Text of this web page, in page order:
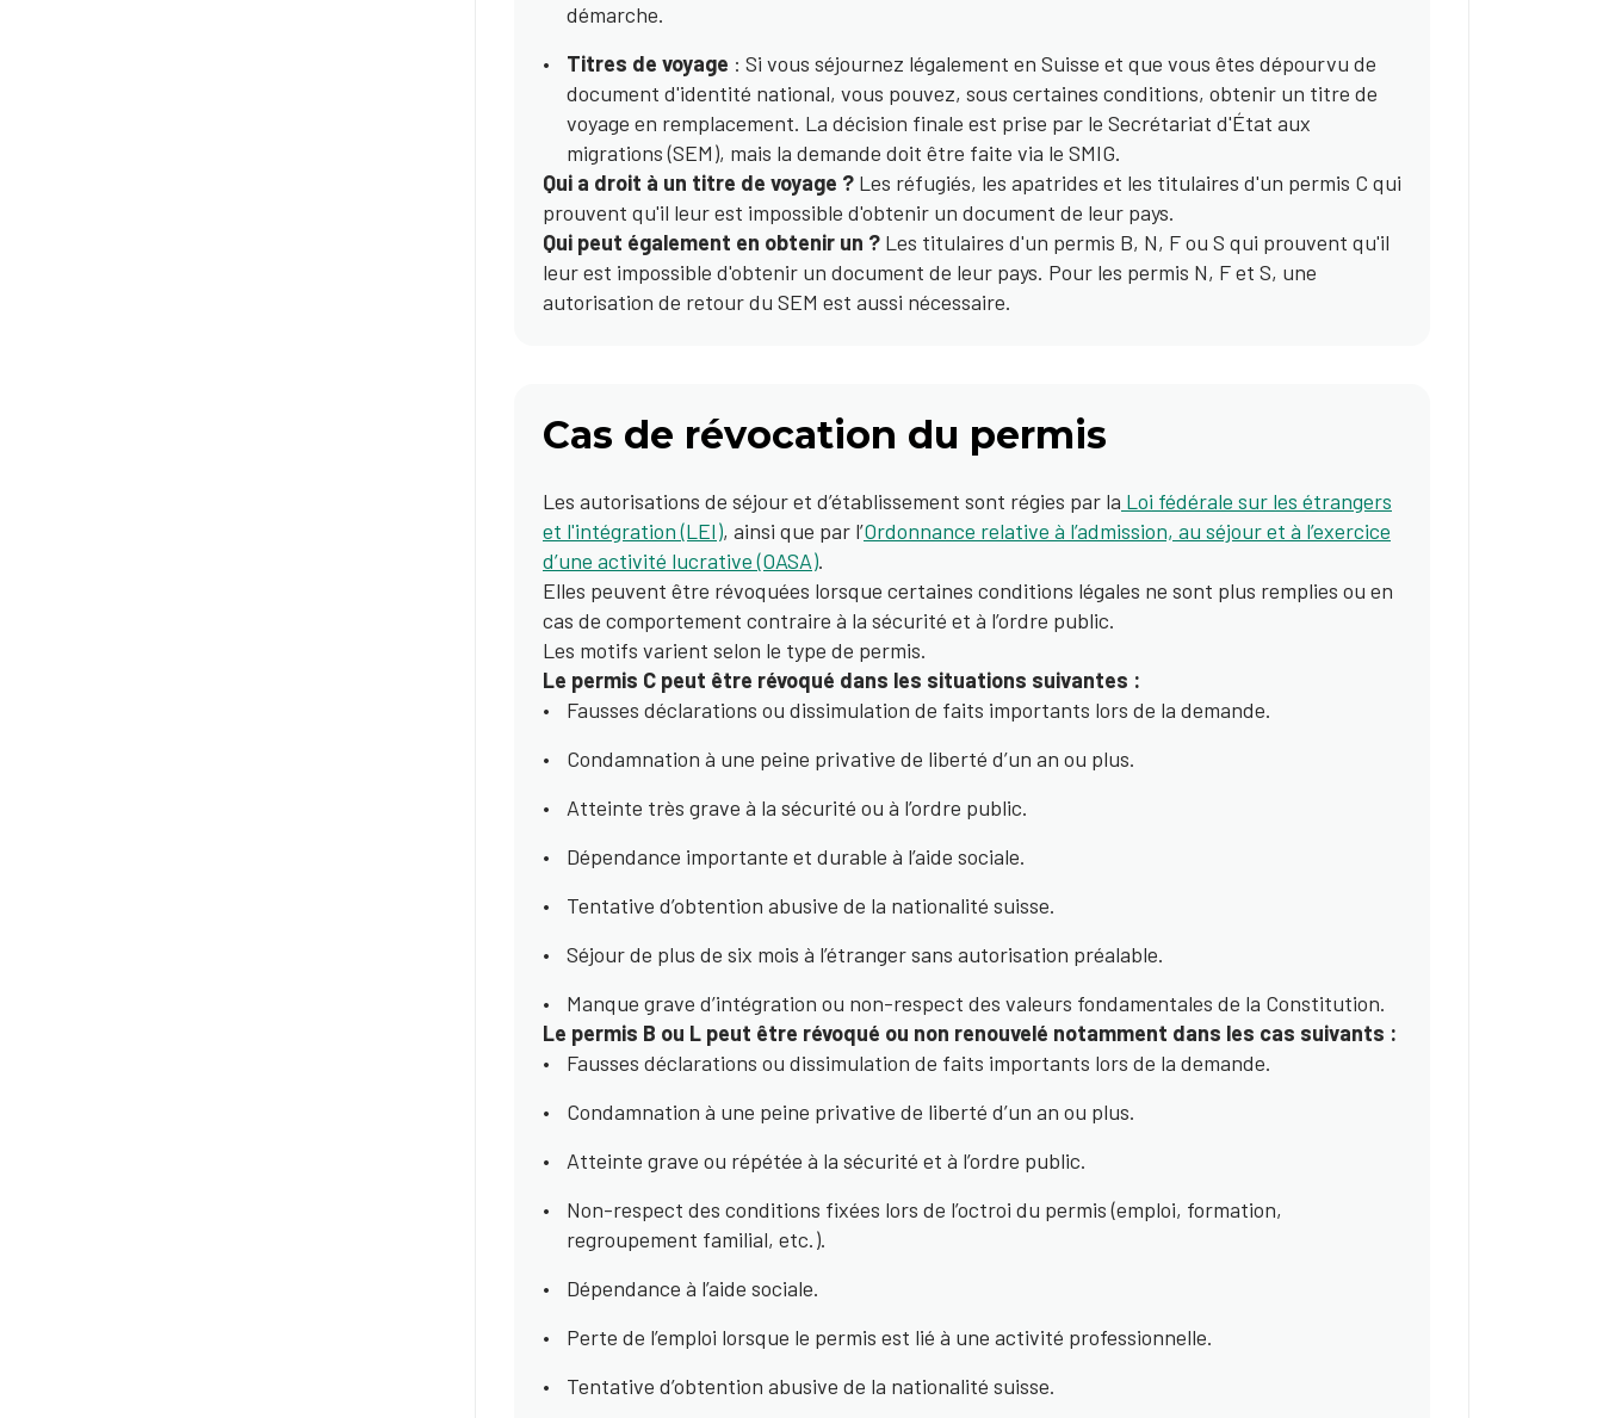
démarche.
Titres de voyage : Si vous séjournez légalement en Suisse et que vous êtes dépourvu de
document d'identité national, vous pouvez, sous certaines conditions, obtenir un titre de
voyage en remplacement. La décision finale est prise par le Secrétariat d'État aux
migrations (SEM), mais la demande doit être faite via le SMIG.
Qui a droit à un titre de voyage ? Les réfugiés, les apatrides et les titulaires d'un permis C qui
prouvent qu'il leur est impossible d'obtenir un document de leur pays.
Qui peut également en obtenir un ? Les titulaires d'un permis B, N, F ou S qui prouvent qu'il
leur est impossible d'obtenir un document de leur pays. Pour les permis N, F et S, une
autorisation de retour du SEM est aussi nécessaire.
Cas de révocation du permis
Les autorisations de séjour et d’établissement sont régies par la Loi fédérale sur les étrangers
et l'intégration (LEI), ainsi que par l’Ordonnance relative à l’admission, au séjour et à l’exercice
d’une activité lucrative (OASA).
Elles peuvent être révoquées lorsque certaines conditions légales ne sont plus remplies ou en
cas de comportement contraire à la sécurité et à l’ordre public.
Les motifs varient selon le type de permis.
Le permis C peut être révoqué dans les situations suivantes :
Fausses déclarations ou dissimulation de faits importants lors de la demande.
Condamnation à une peine privative de liberté d’un an ou plus.
Atteinte très grave à la sécurité ou à l’ordre public.
Dépendance importante et durable à l’aide sociale.
Tentative d’obtention abusive de la nationalité suisse.
Séjour de plus de six mois à l’étranger sans autorisation préalable.
Manque grave d’intégration ou non-respect des valeurs fondamentales de la Constitution.
Le permis B ou L peut être révoqué ou non renouvelé notamment dans les cas suivants :
Fausses déclarations ou dissimulation de faits importants lors de la demande.
Condamnation à une peine privative de liberté d’un an ou plus.
Atteinte grave ou répétée à la sécurité et à l’ordre public.
Non-respect des conditions fixées lors de l’octroi du permis (emploi, formation,
regroupement familial, etc.).
Dépendance à l’aide sociale.
Perte de l’emploi lorsque le permis est lié à une activité professionnelle.
Tentative d’obtention abusive de la nationalité suisse.